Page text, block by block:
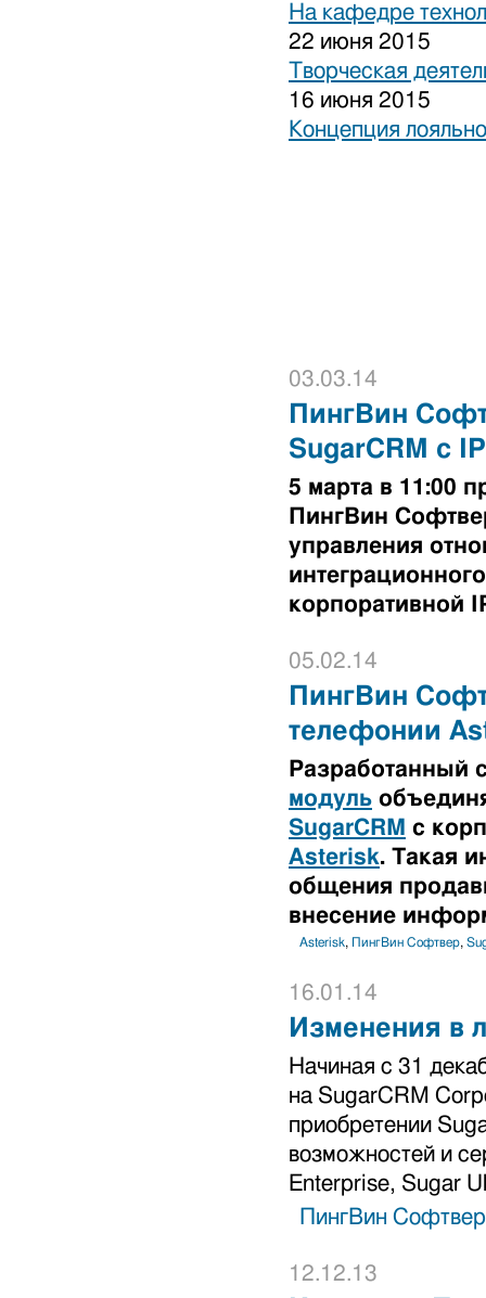
На кафедре
22 июня 2015
Творческая
16 июня 2015
Концепция
03.03.14
ПингВин
SugarCRM с
5 марта в 11:00
ПингВин
управления
корпоративной
05.02.14
ПингВин
телефонии
Разработанный
модуль
SugarCRM с
Asterisk. Такая
общения
внесение
Asterisk, ПингВин Софтвер,
16.01.14
Изменения в
Начиная с 31
на SugarCRM
приобретении
возможностей и
Enterprise, Sugar
ПингВин Софтвер
12.12.13